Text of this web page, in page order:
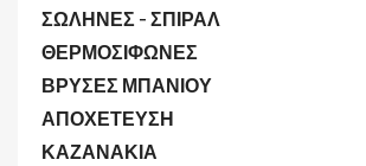
ΣΩΛΗΝΕΣ - ΣΠΙΡΑΛ
ΘΕΡΜΟΣΙΦΩΝΕΣ
ΒΡΥΣΕΣ ΜΠΑΝΙΟΥ
ΑΠΟΧΕΤΕΥΣΗ
ΚΑΖΑΝΑΚΙΑ